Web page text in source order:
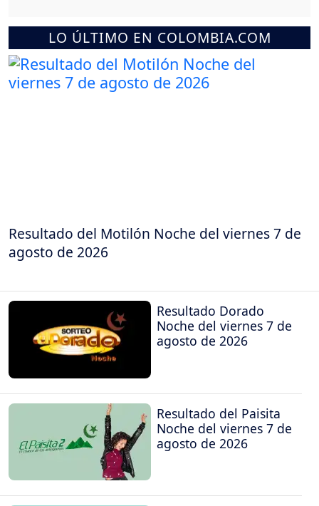
LO ÚLTIMO EN COLOMBIA.COM
Resultado del Motilón Noche del viernes 7 de
agosto de 2026
Resultado Dorado
Noche del viernes 7 de
agosto de 2026
Resultado del Paisita
Noche del viernes 7 de
agosto de 2026